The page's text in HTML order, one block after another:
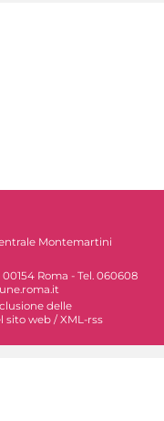
Montemartini
Roma - Tel. 060608
delle
sito web / XML-rss